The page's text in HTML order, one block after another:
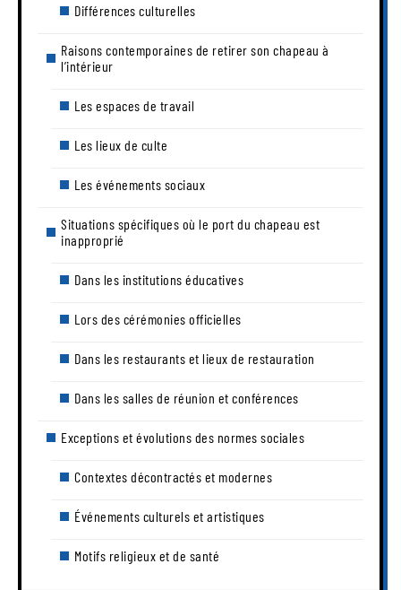
Différences culturelles
Raisons contemporaines de retirer son chapeau à
l’intérieur
Les espaces de travail
Les lieux de culte
Les événements sociaux
Situations spécifiques où le port du chapeau est
inapproprié
Dans les institutions éducatives
Lors des cérémonies officielles
Dans les restaurants et lieux de restauration
Dans les salles de réunion et conférences
Exceptions et évolutions des normes sociales
Contextes décontractés et modernes
Événements culturels et artistiques
Motifs religieux et de santé